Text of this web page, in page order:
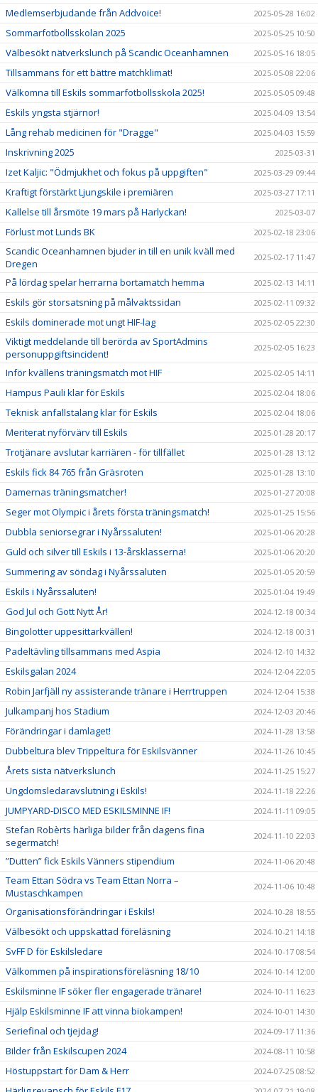
Medlemserbjudande från Addvoice! 2025-05-28 16:02
Sommarfotbollsskolan 2025 2025-05-25 10:50
Välbesökt nätverkslunch på Scandic Oceanhamnen 2025-05-16 18:05
Tillsammans för ett bättre matchklimat! 2025-05-08 22:06
Välkomna till Eskils sommarfotbollsskola 2025! 2025-05-05 09:48
Eskils yngsta stjärnor! 2025-04-09 13:54
Lång rehab medicinen för "Dragge" 2025-04-03 15:59
Inskrivning 2025 2025-03-31
Izet Kaljic: "Ödmjukhet och fokus på uppgiften" 2025-03-29 09:44
Kraftigt förstärkt Ljungskile i premiären 2025-03-27 17:11
Kallelse till årsmöte 19 mars på Harlyckan! 2025-03-07
Förlust mot Lunds BK 2025-02-18 23:06
Scandic Oceanhamnen bjuder in till en unik kväll med
Dregen
2025-02-17 11:47
På lördag spelar herrarna bortamatch hemma 2025-02-13 14:11
Eskils gör storsatsning på målvaktssidan 2025-02-11 09:32
Eskils dominerade mot ungt HIF-lag 2025-02-05 22:30
Viktigt meddelande till berörda av SportAdmins
personuppgiftsincident!
2025-02-05 16:23
Inför kvällens träningsmatch mot HIF 2025-02-05 14:11
Hampus Pauli klar för Eskils 2025-02-04 18:06
Teknisk anfallstalang klar för Eskils 2025-02-04 18:06
Meriterat nyförvärv till Eskils 2025-01-28 20:17
Trotjänare avslutar karriären - för tillfället 2025-01-28 13:12
Eskils fick 84 765 från Gräsroten 2025-01-28 13:10
Damernas träningsmatcher! 2025-01-27 20:08
Seger mot Olympic i årets första träningsmatch! 2025-01-25 15:56
Dubbla seniorsegrar i Nyårssaluten! 2025-01-06 20:28
Guld och silver till Eskils i 13-årsklasserna! 2025-01-06 20:20
Summering av söndag i Nyårssaluten 2025-01-05 20:59
Eskils i Nyårssaluten! 2025-01-04 19:49
God Jul och Gott Nytt År! 2024-12-18 00:34
Bingolotter uppesittarkvällen! 2024-12-18 00:31
Padeltävling tillsammans med Aspia 2024-12-10 14:32
Eskilsgalan 2024 2024-12-04 22:05
Robin Jarfjäll ny assisterande tränare i Herrtruppen 2024-12-04 15:38
Julkampanj hos Stadium 2024-12-03 20:46
Förändringar i damlaget! 2024-11-28 13:58
Dubbeltura blev Trippeltura för Eskilsvänner 2024-11-26 10:45
Årets sista nätverkslunch 2024-11-25 15:27
Ungdomsledaravslutning i Eskils! 2024-11-18 22:26
JUMPYARD-DISCO MED ESKILSMINNE IF! 2024-11-11 09:05
Stefan Robèrts härliga bilder från dagens fina
segermatch!
2024-11-10 22:03
”Dutten” fick Eskils Vänners stipendium 2024-11-06 20:48
Team Ettan Södra vs Team Ettan Norra –
Mustaschkampen
2024-11-06 10:48
Organisationsförändringar i Eskils! 2024-10-28 18:55
Välbesökt och uppskattad föreläsning 2024-10-21 14:18
SvFF D för Eskilsledare 2024-10-17 08:54
Välkommen på inspirationsföreläsning 18/10 2024-10-14 12:00
Eskilsminne IF söker fler engagerade tränare! 2024-10-11 16:23
Hjälp Eskilsminne IF att vinna biokampen! 2024-10-01 14:30
Seriefinal och tjejdag! 2024-09-17 11:36
Bilder från Eskilscupen 2024 2024-08-11 10:58
Höstuppstart för Dam & Herr 2024-07-25 08:52